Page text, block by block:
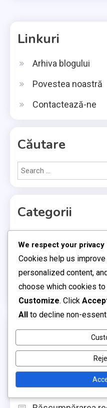
Linkuri
Arhiva blogului
Povestea noastră
Contactează-ne
Căutare
Categorii
Event
Ghiduri de
Informații despre
Articole
Declarații despre
textură, Surse de
evenimentelor
We respect your privacy
Cookies help us
personalized content,
choose which cookies
Customize. Click
All to decline non-